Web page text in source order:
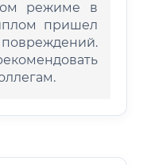
режиме в
пришел
повреждений.